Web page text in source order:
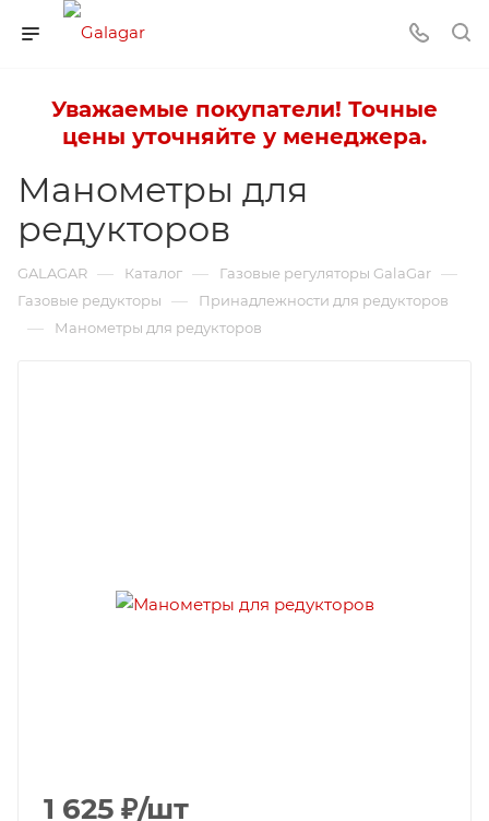
Уважаемые покупатели! Точные
цены уточняйте у менеджера.
Манометры для
редукторов
GALAGAR — Каталог — Газовые регуляторы GalaGar —
Газовые редукторы — Принадлежности для редукторов
— Манометры для редукторов
1 625 ₽/шт